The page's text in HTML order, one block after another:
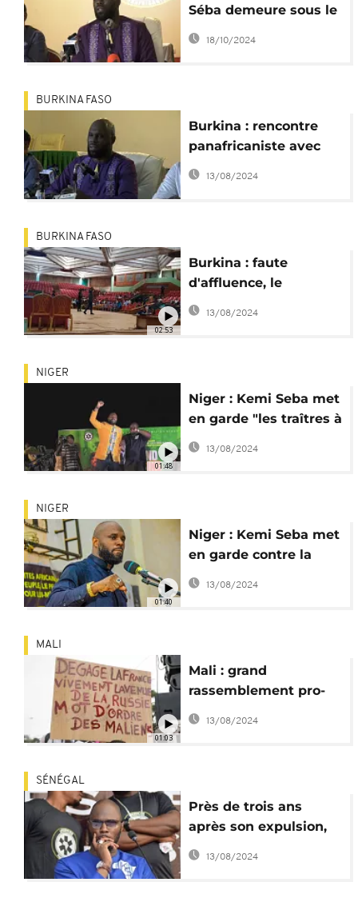
Séba demeure sous le
coup d'une enquête
18/10/2024
BURKINA FASO
Burkina : rencontre
panafricaniste avec
Kemi Seba, un rendez-
13/08/2024
02:53
BURKINA FASO
Burkina : faute
d'affluence, le
meeting de Kemi Seba
finalement annulé
13/08/2024
01:48
NIGER
Niger : Kemi Seba met
en garde "les traîtres à
la solde de
l'impérialisme"
13/08/2024
01:40
NIGER
Niger : Kemi Seba met
en garde contre la
France et la CEDEAO
13/08/2024
01:03
MALI
Mali : grand
rassemblement pro-
Russie et contre la
CEDEAO
13/08/2024
SÉNÉGAL
Près de trois ans
après son expulsion,
Kemi Seba de retour
au Sénégal
13/08/2024